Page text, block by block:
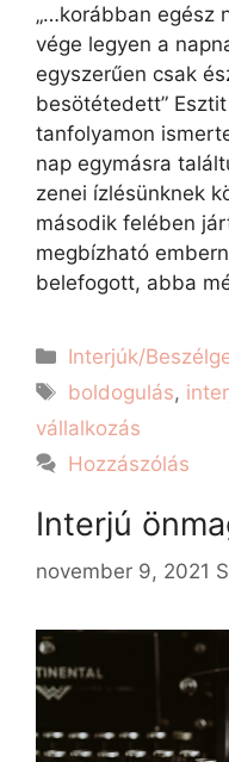
„…korábban egész
vége legyen a
egyszerűen csak
besötétedett”
tanfolyamon
nap egymásra
zenei ízlésünknek
második felében
megbízható
belefogott, abba
Interjúk/
boldogulás,
vállalkozás
Hozzászólás
Interjú
november 9, 2021